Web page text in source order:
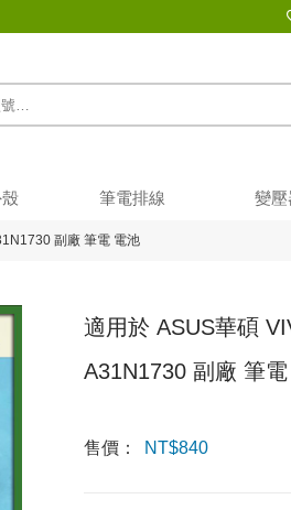
筆電排線 變壓
副廠 筆電 電池
適用於 ASUS華碩
A31N1730 副廠 筆
售價： NT$840